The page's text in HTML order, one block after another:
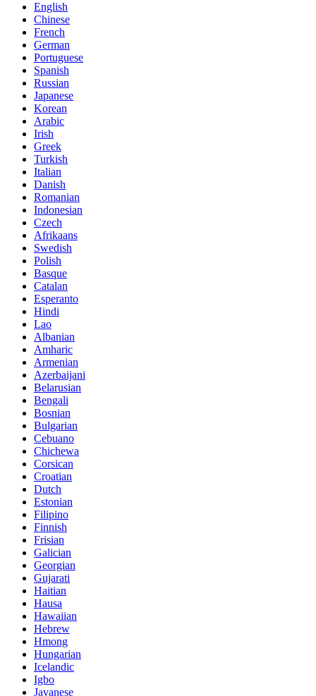
English
Chinese
French
German
Portuguese
Spanish
Russian
Japanese
Korean
Arabic
Irish
Greek
Turkish
Italian
Danish
Romanian
Indonesian
Czech
Afrikaans
Swedish
Polish
Basque
Catalan
Esperanto
Hindi
Lao
Albanian
Amharic
Armenian
Azerbaijani
Belarusian
Bengali
Bosnian
Bulgarian
Cebuano
Chichewa
Corsican
Croatian
Dutch
Estonian
Filipino
Finnish
Frisian
Galician
Georgian
Gujarati
Haitian
Hausa
Hawaiian
Hebrew
Hmong
Hungarian
Icelandic
Igbo
Javanese